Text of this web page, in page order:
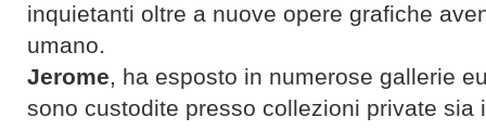
inquietanti oltre a nuove opere grafiche
umano.
Jerome, ha esposto in numerose gallerie
sono custodite presso collezioni private sia